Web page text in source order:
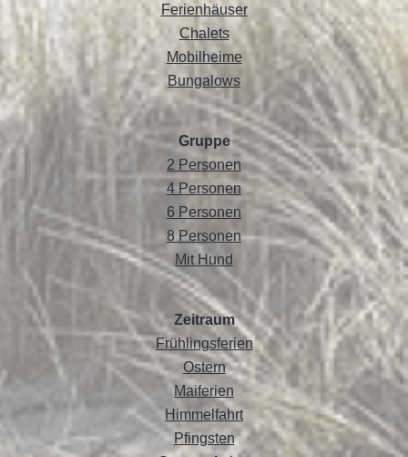
Ferienhäuser
Chalets
Mobilheime
Bungalows
Gruppe
2 Personen
4 Personen
6 Personen
8 Personen
Mit Hund
Zeitraum
Frühlingsferien
Ostern
Maiferien
Himmelfahrt
Pfingsten